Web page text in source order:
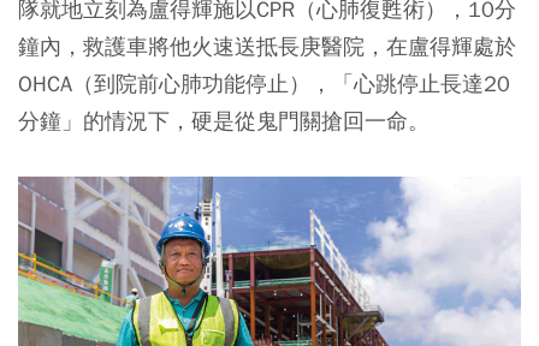
隊就地立刻為盧得輝施以CPR（心肺復甦術），10分
鐘內，救護車將他火速送抵長庚醫院，在盧得輝處於
OHCA（到院前心肺功能停止），「心跳停止長達20
分鐘」的情況下，硬是從鬼門關搶回一命。